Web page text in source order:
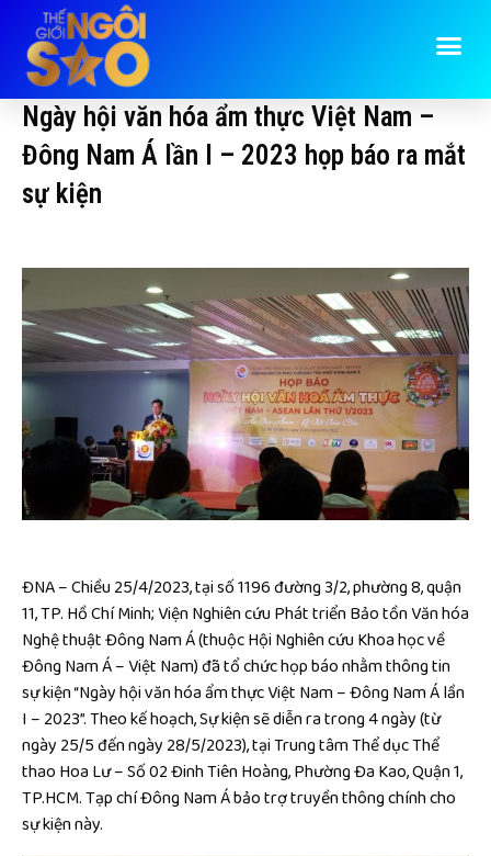
Ngày hội văn hóa ẩm thực Việt Nam –
Đông Nam Á lần I – 2023 họp báo ra mắt
sự kiện
ĐNA – Chiều 25/4/2023, tại số 1196 đường 3/2, phường 8, quận
11, TP. Hồ Chí Minh; Viện Nghiên cứu Phát triển Bảo tồn Văn hóa
Nghệ thuật Đông Nam Á (thuộc Hội Nghiên cứu Khoa học về
Đông Nam Á – Việt Nam) đã tổ chức họp báo nhằm thông tin
sự kiện “Ngày hội văn hóa ẩm thực Việt Nam – Đông Nam Á lần
I – 2023”. Theo kế hoạch, Sự kiện sẽ diễn ra trong 4 ngày (từ
ngày 25/5 đến ngày 28/5/2023), tại Trung tâm Thể dục Thể
thao Hoa Lư – Số 02 Đinh Tiên Hoàng, Phường Đa Kao, Quận 1,
TP.HCM. Tạp chí Đông Nam Á bảo trợ truyền thông chính cho
sự kiện này.